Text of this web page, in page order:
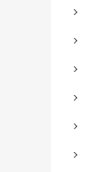





